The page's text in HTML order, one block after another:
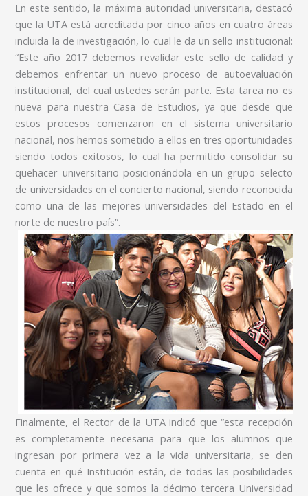
En este sentido, la máxima autoridad universitaria, destacó
que la UTA está acreditada por cinco años en cuatro áreas
incluida la de investigación, lo cual le da un sello institucional:
“Este año 2017 debemos revalidar este sello de calidad y
debemos enfrentar un nuevo proceso de autoevaluación
institucional, del cual ustedes serán parte. Esta tarea no es
nueva para nuestra Casa de Estudios, ya que desde que
estos procesos comenzaron en el sistema universitario
nacional, nos hemos sometido a ellos en tres oportunidades
siendo todos exitosos, lo cual ha permitido consolidar su
quehacer universitario posicionándola en un grupo selecto
de universidades en el concierto nacional, siendo reconocida
como una de las mejores universidades del Estado en el
norte de nuestro país”.
Finalmente, el Rector de la UTA indicó que “esta recepción
es completamente necesaria para que los alumnos que
ingresan por primera vez a la vida universitaria, se den
cuenta en qué Institución están, de todas las posibilidades
que les ofrece y que somos la décimo tercera Universidad